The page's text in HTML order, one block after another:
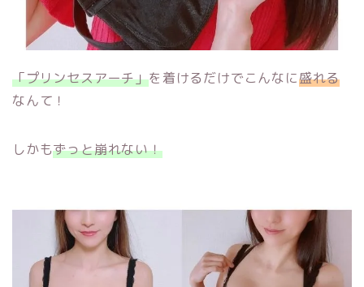
「プリンセスアーチ」を着けるだけでこんなに盛れる
なんて！
しかもずっと崩れない！